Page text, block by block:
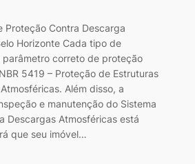
Proteção Contra Descarga
Horizonte Cada tipo de
correto de proteção
5419 – Proteção de Estruturas
Além disso, a
e manutenção do Sistema
Descargas Atmosféricas está
que seu imóvel…